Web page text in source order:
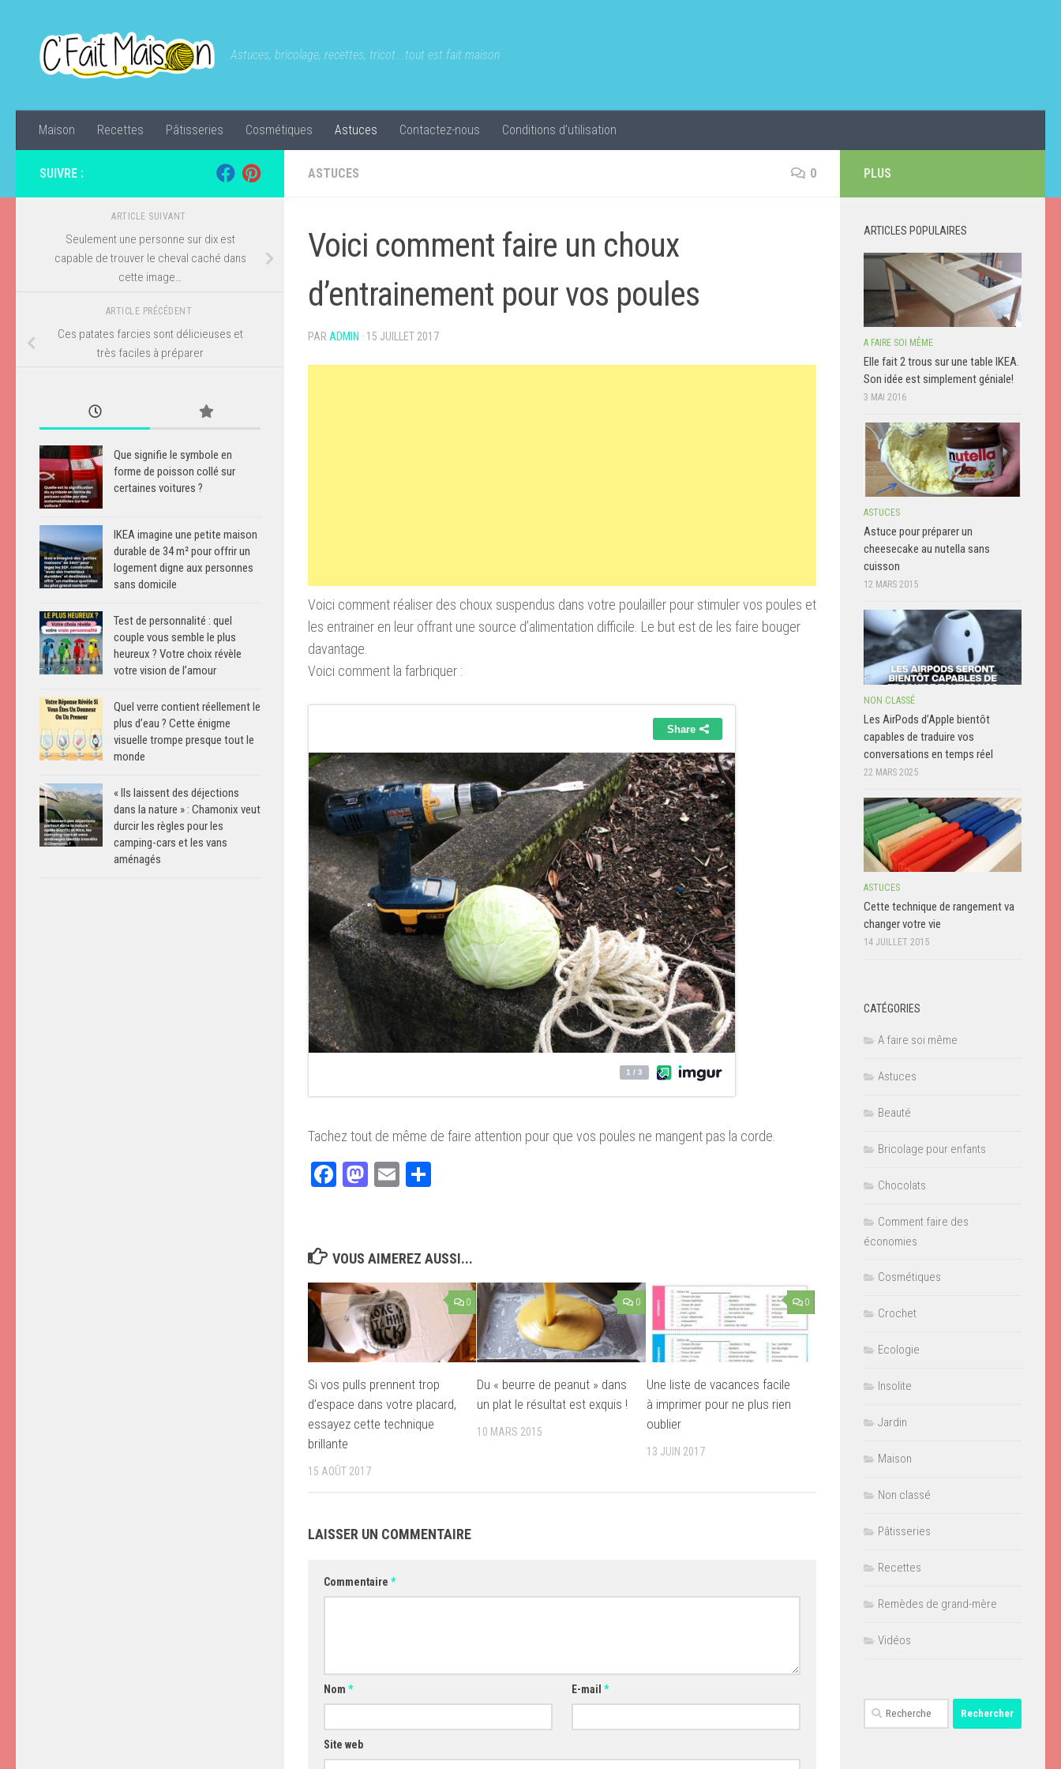
Astuces, bricolage, recettes, tricot...tout est fait maison
Maison Recettes Pâtisseries Cosmétiques Astuces Contactez-nous Conditions d’utilisation
ASTUCES 0
Voici comment faire un choux
d’entrainement pour vos poules
PAR ADMIN · 15 JUILLET 2017
Voici comment réaliser des choux suspendus dans votre poulailler pour stimuler vos poules et
les entrainer en leur offrant une source d’alimentation difficile. Le but est de les faire bouger
davantage.
Voici comment la farbriquer :
Tachez tout de même de faire attention pour que vos poules ne mangent pas la corde.
Facebook
Mastodon
Email
VOUS AIMEREZ AUSSI...
0
Si vos pulls prennent trop
d’espace dans votre placard,
essayez cette technique
brillante
15 AOÛT 2017
0
Du « beurre de peanut » dans
un plat le résultat est exquis !
10 MARS 2015
0
Une liste de vacances facile
à imprimer pour ne plus rien
oublier
13 JUIN 2017
LAISSER UN COMMENTAIRE
Commentaire *
Nom * E-mail*
Site web
SUIVRE :
ARTICLE SUIVANT
Seulement une personne sur dix est
capable de trouver le cheval caché dans
cette image…
ARTICLE PRÉCÉDENT
Ces patates farcies sont délicieuses et
très faciles à préparer
Que signifie le symbole en
forme de poisson collé sur
certaines voitures ?
IKEA imagine une petite maison
durable de 34 m² pour offrir un
logement digne aux personnes
sans domicile
Test de personnalité : quel
couple vous semble le plus
heureux ? Votre choix révèle
votre vision de l’amour
Quel verre contient réellement le
plus d’eau ? Cette énigme
visuelle trompe presque tout le
monde
« Ils laissent des déjections
dans la nature » : Chamonix veut
durcir les règles pour les
camping-cars et les vans
aménagés
PLUS
ARTICLES POPULAIRES
A FAIRE SOI MÊME
Elle fait 2 trous sur une table IKEA.
Son idée est simplement géniale!
3 MAI 2016
ASTUCES
Astuce pour préparer un
cheesecake au nutella sans
cuisson
12 MARS 2015
NON CLASSÉ
Les AirPods d’Apple bientôt
capables de traduire vos
conversations en temps réel
22 MARS 2025
ASTUCES
Cette technique de rangement va
changer votre vie
14 JUILLET 2015
CATÉGORIES
A faire soi même
Astuces
Beauté
Bricolage pour enfants
Chocolats
Comment faire des
économies
Cosmétiques
Crochet
Ecologie
Insolite
Jardin
Maison
Non classé
Pâtisseries
Recettes
Remèdes de grand-mère
Vidéos
Rechercher :